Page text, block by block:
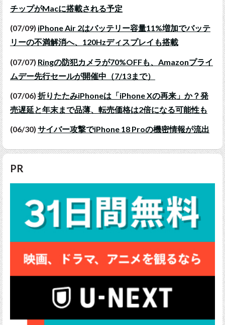
チップがMacに搭載される予定
(07/09) iPhone Air 2はバッテリー容量11%増加でバッテ
リーの不満解消へ、120Hzディスプレイも搭載
(07/07) Ringの防犯カメラが70%OFFも、Amazonプライ
ムデー先行セールが開催中（7/13まで）
(07/06) 折りたたみiPhoneは「iPhone Xの再来」か？発
売遅延と年末まで品薄、転売価格は2倍になる可能性も
(06/30) サイバー攻撃でiPhone 18 Proの機密情報が流出
PR